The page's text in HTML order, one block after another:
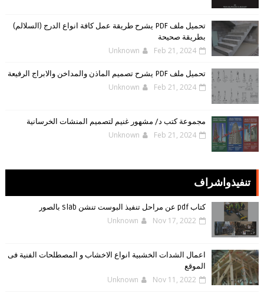
تحميل ملف PDF يشرح طريقة عمل كافة انواع الدرج (السلالم)
بطريقة صحيحة
Unknown Feb 21, 2024
تحميل ملف PDF يشرح تصميم الماذن والمداخن والابراج الرفيعة
Unknown Feb 21, 2024
مجموعة كتب د/ مشهور غنيم لتصميم المنشات الخرسانية
Unknown Feb 21, 2024
تنفيذواشراف
كتاب pdf عن مراحل تنفيذ البوست تنشن slab بالصور
Unknown Nov 17, 2022
اعمال الشدات الخشبية انواع الاخشاب و المصطلحات الفنية فى
الموقع
Unknown Nov 11, 2022